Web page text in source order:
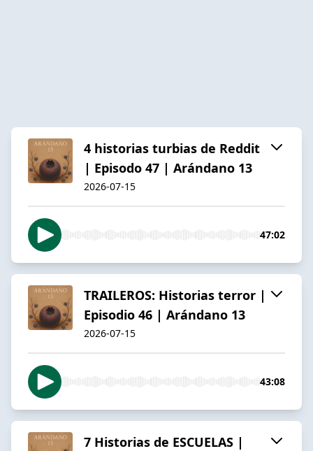
4 historias turbias de Reddit
| Episodo 47 | Arándano 13
2026-07-15
47:02
TRAILEROS: Historias terror |
Episodio 46 | Arándano 13
2026-07-15
43:08
7 Historias de ESCUELAS |